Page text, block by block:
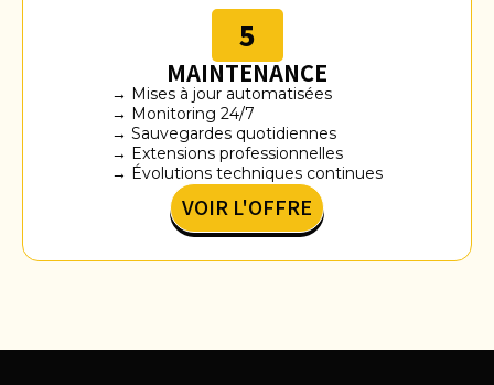
5
MAINTENANCE
→ Mises à jour automatisées
→ Monitoring 24/7
→ Sauvegardes quotidiennes
→ Extensions professionnelles
→ Évolutions techniques continues
VOIR L'OFFRE